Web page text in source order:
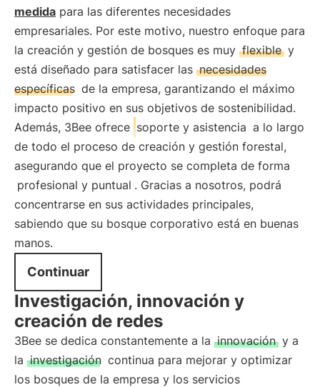
medida para las diferentes necesidades
empresariales. Por este motivo, nuestro enfoque para
la creación y gestión de bosques es muy flexible y
está diseñado para satisfacer las necesidades
específicas de la empresa, garantizando el máximo
impacto positivo en sus objetivos de sostenibilidad.
Además, 3Bee ofrece soporte y asistencia a lo largo
de todo el proceso de creación y gestión forestal,
asegurando que el proyecto se completa de forma
profesional y puntual . Gracias a nosotros, podrá
concentrarse en sus actividades principales,
sabiendo que su bosque corporativo está en buenas
manos.
Continuar
Investigación, innovación y
creación de redes
3Bee se dedica constantemente a la innovación y a
la investigación continua para mejorar y optimizar
los bosques de la empresa y los servicios